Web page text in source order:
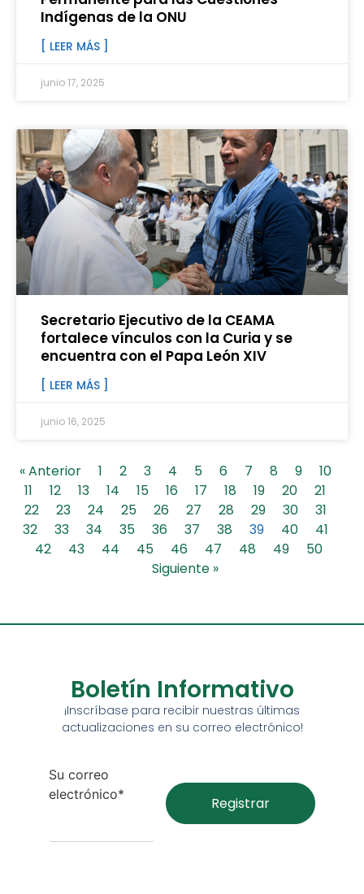
Indígenas de la ONU
[ LEER MÁS ]
junio 17, 2025
Secretario Ejecutivo de la CEAMA
fortalece vínculos con la Curia y se
encuentra con el Papa León XIV
[ LEER MÁS ]
junio 16, 2025
« Anterior 1 2 3 4 5 6 7 8 9
10
11
12 13 14 15 16 17 18 19 20
21
22
23 24 25 26 27 28 29 30
31
32
33 34 35 36 37 38 39 40
41
42
43 44 45 46 47 48 49
50
Siguiente »
Boletín Informativo
¡Inscríbase para recibir nuestras últimas
actualizaciones en su correo electrónico!
Su correo
electrónico*